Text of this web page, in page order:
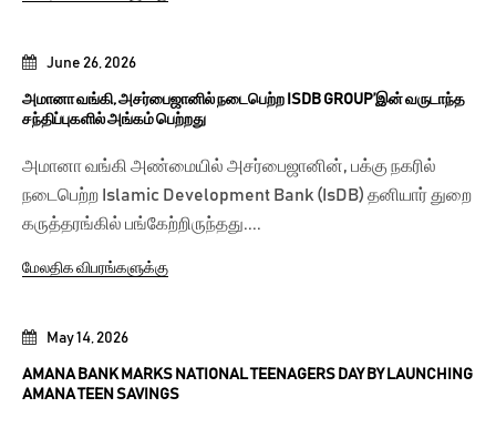
May 14, 2026
AMANA BANK MARKS NATIONAL TEENAGERS DAY BY LAUNCHING
AMANA TEEN SAVINGS
June 26, 2026
அமானா வங்கி, அசர்பைஜானில் நடைபெற்ற ISDB GROUP’இன் வருடாந்த
சந்திப்புகளில் அங்கம் பெற்றது
அமானா வங்கி அண்மையில் அசர்பைஜானின், பக்கு நகரில்
நடைபெற்ற Islamic Development Bank (IsDB) தனியார் துறை
கருத்தரங்கில் பங்கேற்றிருந்தது....
மேலதிக விபரங்களுக்கு